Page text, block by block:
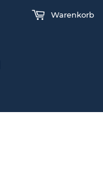
Warenkorb